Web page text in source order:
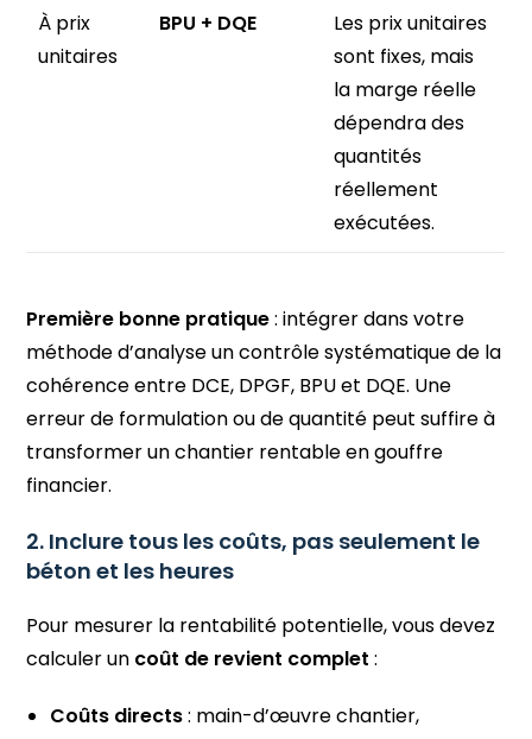
À prix
unitaires
BPU + DQE
Les prix unitaires
sont fixes, mais
la marge réelle
dépendra des
quantités
réellement
exécutées.
Première bonne pratique: intégrer dans votre
méthode d’analyse un contrôle systématique de la
cohérence entre DCE, DPGF, BPU et DQE. Une
erreur de formulation ou de quantité peut suffire à
transformer un chantier rentable en gouffre
financier.
2. Inclure tous les coûts, pas seulement le
béton et les heures
Pour mesurer la rentabilité potentielle, vous devez
calculer un coût de revient complet :
Coûts directs: main-d’œuvre chantier,